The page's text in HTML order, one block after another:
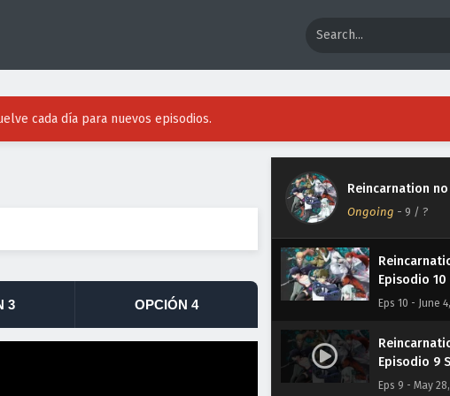
cada día para nuevos episodios.
3 OPCIÓN 4
Reincarnation no
Ongoing - 9 / ?
Episodio 13
Eps 12 - June
Episodio 11
Eps 11 - June
Episodio 10
Eps 10 - June
Episodio 9
Eps 9 - May